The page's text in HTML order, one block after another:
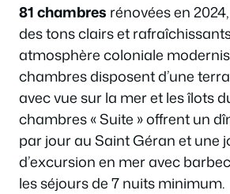
81 chambres rénovées en
des tons clairs et
atmosphère coloniale
chambres disposent d’une
avec vue sur la mer et les îlots
chambres « Suite » offrent un
par jour au Saint Géran et une
d’excursion en mer avec
les séjours de 7 nuits minimum.